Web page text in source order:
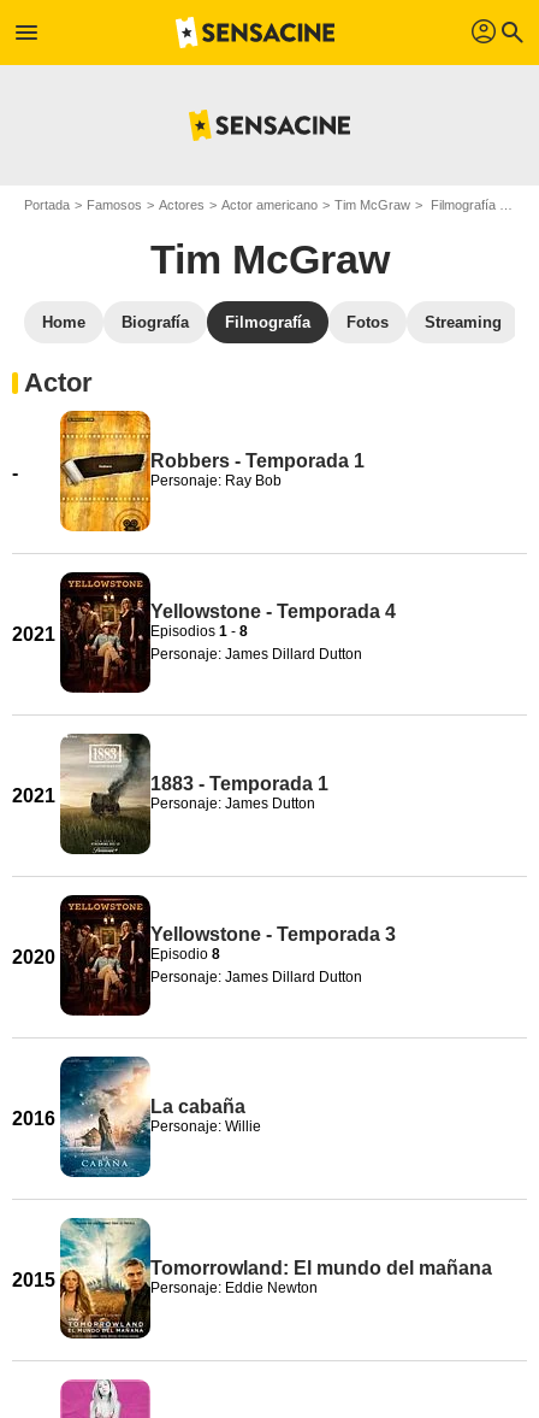
menu profil search
Portada Famosos Actores Actor americano Tim McGraw Filmografía Tim McGraw
Tim McGraw
Home Biografía Filmografía Fotos Streaming
Actor
-
Robbers - Temporada 1
Personaje: Ray Bob
2021
Yellowstone - Temporada 4
Episodios 1 - 8
Personaje: James Dillard Dutton
2021
1883 - Temporada 1
Personaje: James Dutton
2020
Yellowstone - Temporada 3
Episodio 8
Personaje: James Dillard Dutton
2016
La cabaña
Personaje: Willie
2015
Tomorrowland: El mundo del mañana
Personaje: Eddie Newton